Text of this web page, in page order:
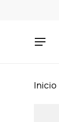
Menu
Inicio